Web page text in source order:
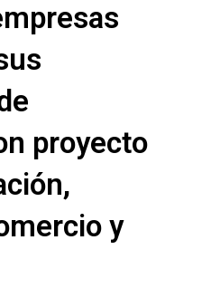
proyecto
y